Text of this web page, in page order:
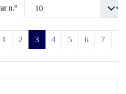
n.º
1 2 3 4 5 6 7 8